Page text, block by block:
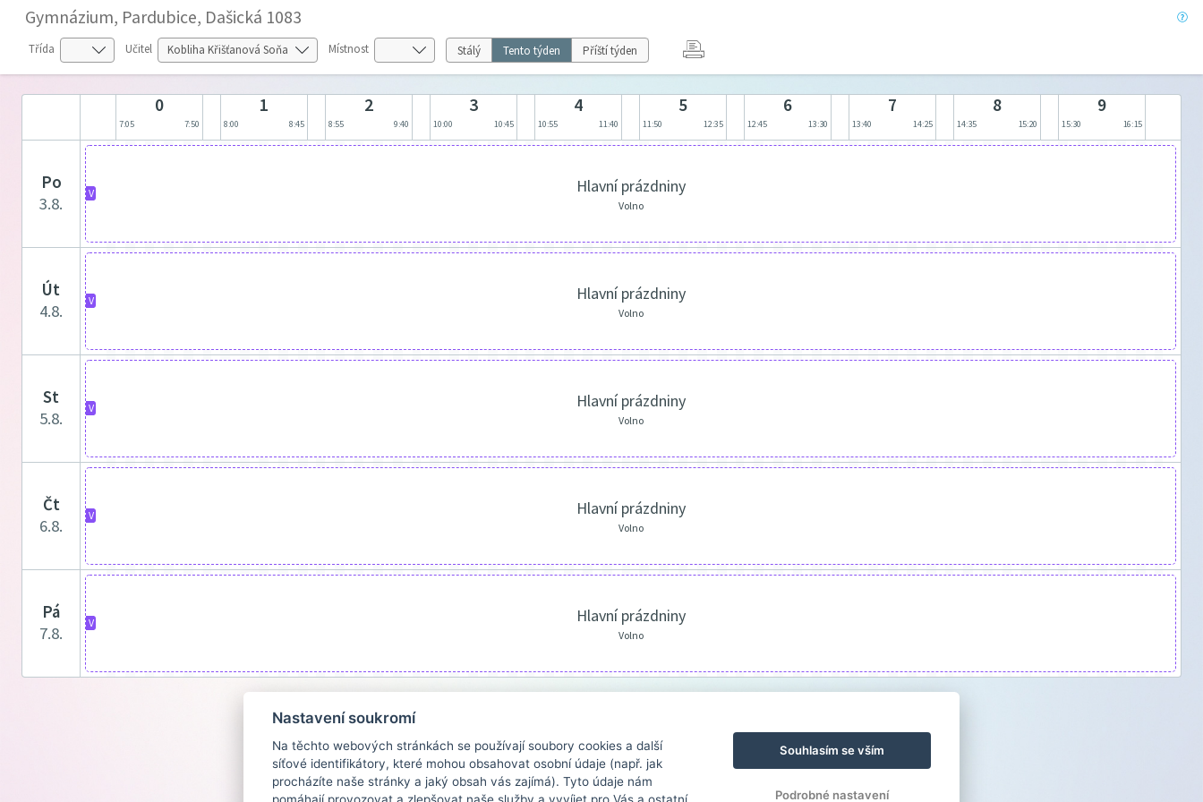
Gymnázium, Pardubice, Dašická 1083
Třída Učitel Místnost Stálý Tento týden Příští týden
0
7:05 7:50
1
8:00 8:45
2
8:55 9:40
3
10:00 10:45
4
10:55 11:40
5
11:50 12:35
6
12:45 13:30
7
13:40 14:25
8
14:35 15:20
9
15:30 16:15
po
3.8.
V Hlavní prázdniny
Volno
út
4.8.
V Hlavní prázdniny
Volno
st
5.8.
V Hlavní prázdniny
Volno
čt
6.8.
V Hlavní prázdniny
Volno
pá
7.8.
V Hlavní prázdniny
Volno
Nastavení soukromí
Na těchto webových stránkách se používají soubory cookies a další
síťové identifikátory, které mohou obsahovat osobní údaje (např. jak
procházíte naše stránky a jaký obsah vás zajímá). Tyto údaje nám
Souhlasím se vším
Podrobné nastavení